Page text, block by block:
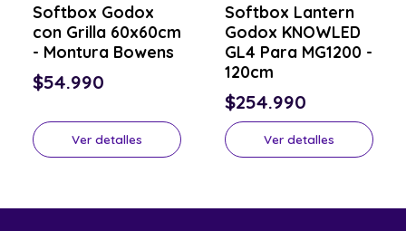
Softbox Godox
con Grilla 60x60cm
- Montura Bowens
$54.990
Ver detalles
Softbox Lantern
Godox KNOWLED
GL4 Para MG1200 -
120cm
$254.990
Ver detalles